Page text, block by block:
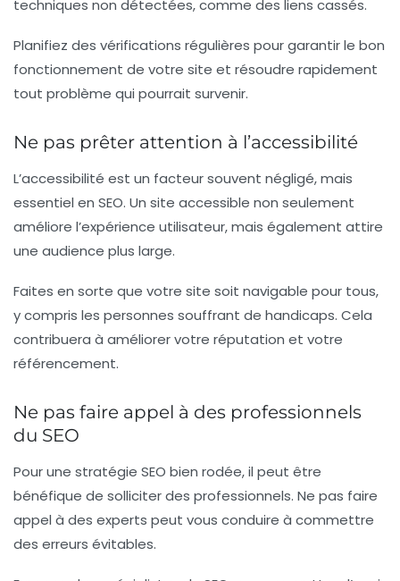
techniques non détectées, comme des liens cassés.
Planifiez des vérifications régulières pour garantir le bon
fonctionnement de votre site et résoudre rapidement
tout problème qui pourrait survenir.
Ne pas prêter attention à l’accessibilité
L’accessibilité est un facteur souvent négligé, mais
essentiel en SEO. Un site accessible non seulement
améliore l’expérience utilisateur, mais également attire
une audience plus large.
Faites en sorte que votre site soit navigable pour tous,
y compris les personnes souffrant de handicaps. Cela
contribuera à améliorer votre réputation et votre
référencement.
Ne pas faire appel à des professionnels
du SEO
Pour une stratégie SEO bien rodée, il peut être
bénéfique de solliciter des professionnels. Ne pas faire
appel à des experts peut vous conduire à commettre
des erreurs évitables.